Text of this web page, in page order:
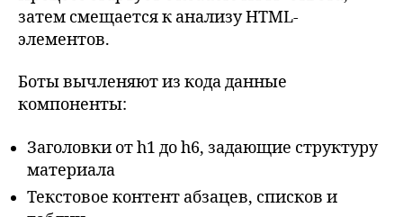
затем смещается к анализу HTML-
элементов.
Боты вычленяют из кода данные
компоненты:
Заголовки от h1 до h6, задающие структуру
материала
Текстовое контент абзацев, списков и